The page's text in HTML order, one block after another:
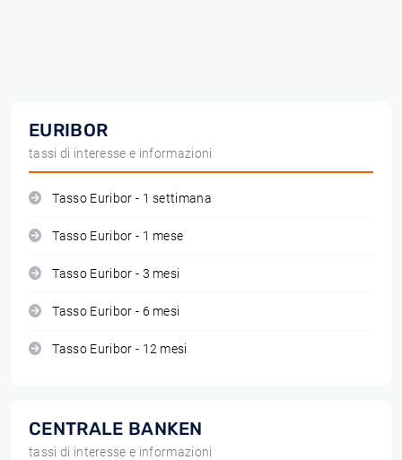
EURIBOR
tassi di interesse e informazioni
Tasso Euribor - 1 settimana
Tasso Euribor - 1 mese
Tasso Euribor - 3 mesi
Tasso Euribor - 6 mesi
Tasso Euribor - 12 mesi
CENTRALE BANKEN
tassi di interesse e informazioni